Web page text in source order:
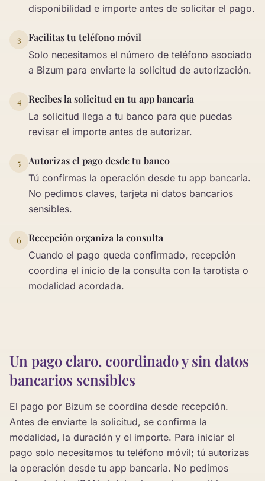
disponibilidad e importe antes de solicitar el pago.
3 Facilitas tu teléfono móvil
Solo necesitamos el número de teléfono asociado
a Bizum para enviarte la solicitud de autorización.
4 Recibes la solicitud en tu app bancaria
La solicitud llega a tu banco para que puedas
revisar el importe antes de autorizar.
5 Autorizas el pago desde tu banco
Tú confirmas la operación desde tu app bancaria.
No pedimos claves, tarjeta ni datos bancarios
sensibles.
6 Recepción organiza la consulta
Cuando el pago queda confirmado, recepción
coordina el inicio de la consulta con la tarotista o
modalidad acordada.
Un pago claro, coordinado y sin datos
bancarios sensibles
El pago por Bizum se coordina desde recepción.
Antes de enviarte la solicitud, se confirma la
modalidad, la duración y el importe. Para iniciar el
pago solo necesitamos tu teléfono móvil; tú autorizas
la operación desde tu app bancaria. No pedimos